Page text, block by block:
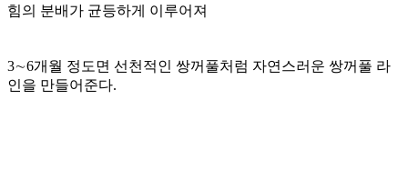
힘의 분배가 균등하게 이루어져
3∼6개월 정도면 선천적인 쌍꺼풀처럼 자연스러운 쌍꺼풀 라
인을 만들어준다.